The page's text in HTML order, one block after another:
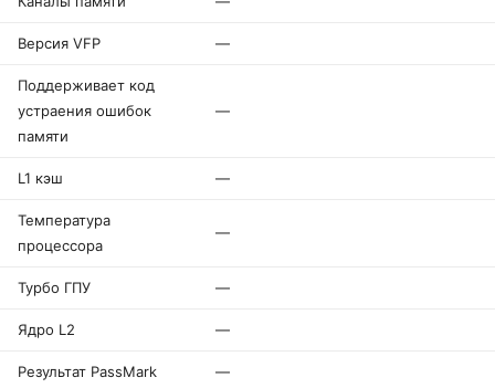
Версия VFP —
Поддерживает код
устраения ошибок
памяти
—
L1 кэш —
Температура
процессора
—
Турбо ГПУ —
Ядро L2 —
Результат PassMark —